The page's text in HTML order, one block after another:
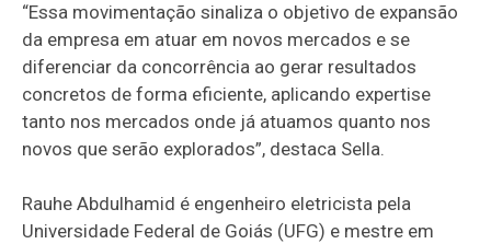
“Essa movimentação sinaliza o objetivo de expansão
da empresa em atuar em novos mercados e se
diferenciar da concorrência ao gerar resultados
concretos de forma eficiente, aplicando expertise
tanto nos mercados onde já atuamos quanto nos
novos que serão explorados”, destaca Sella.
Rauhe Abdulhamid é engenheiro eletricista pela
Universidade Federal de Goiás (UFG) e mestre em